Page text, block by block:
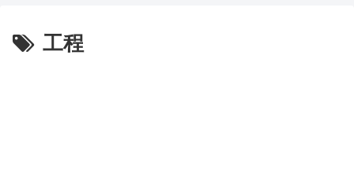
工程